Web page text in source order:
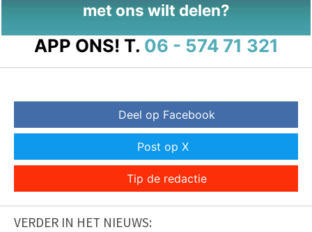
met ons wilt delen?
APP ONS! T. 06 - 574 71 321
Deel op Facebook
Post op X
Tip de redactie
VERDER IN HET NIEUWS: